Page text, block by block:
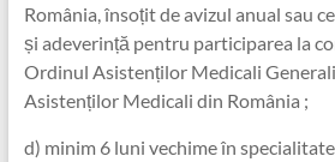
România, însoțit de avizul anual sau
și adeverință pentru participarea la
Ordinul Asistenților Medicali
Asistenților Medicali din România ;
d) minim 6 luni vechime în